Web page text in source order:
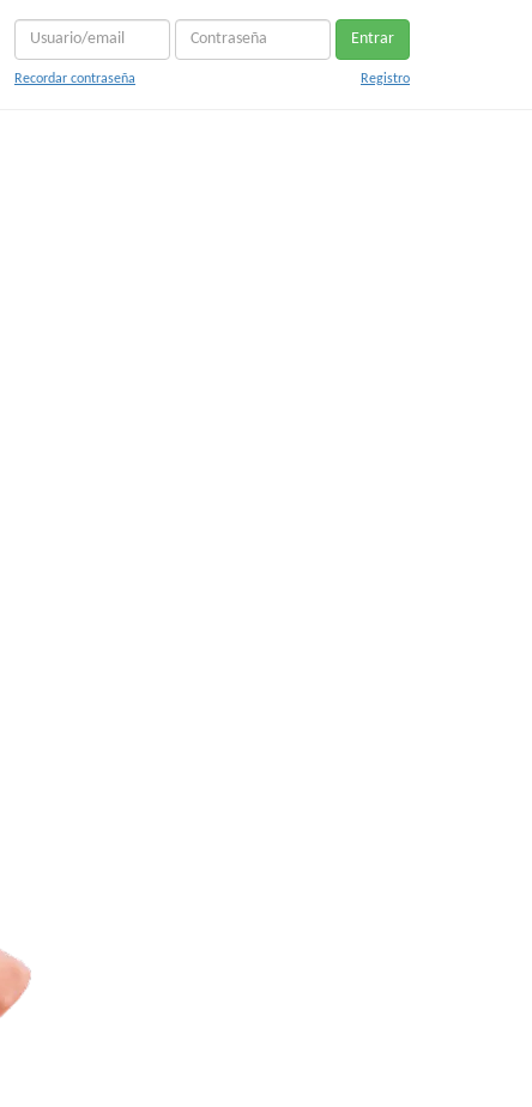
Entrar
Recordar contraseña Registro